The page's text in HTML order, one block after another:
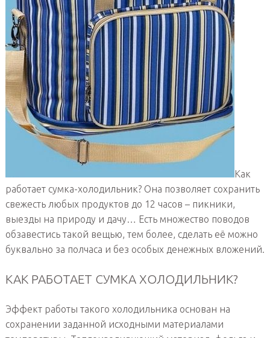
Как
работает сумка-холодильник? Она позволяет сохранить
свежесть любых продуктов до 12 часов – пикники,
выезды на природу и дачу… Есть множество поводов
обзавестись такой вещью, тем более, сделать её можно
буквально за полчаса и без особых денежных вложений.
КАК РАБОТАЕТ СУМКА ХОЛОДИЛЬНИК?
Эффект работы такого холодильника основан на
сохранении заданной исходными материалами